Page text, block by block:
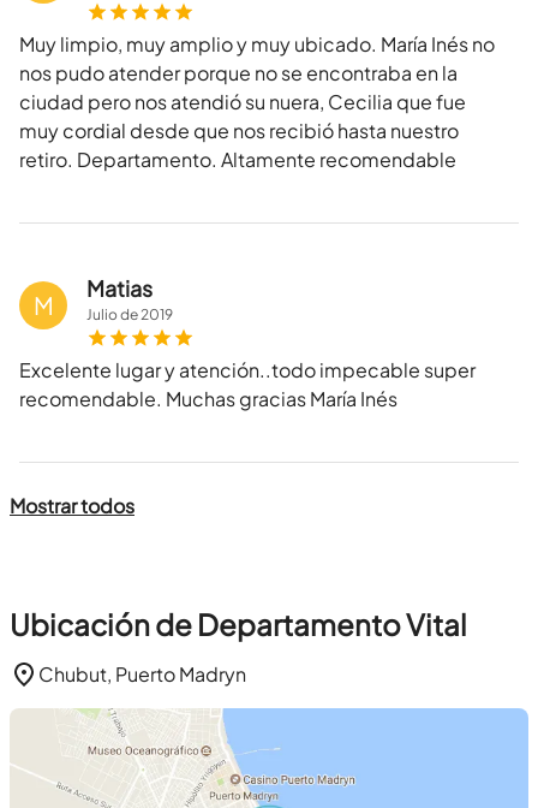
Muy limpio, muy amplio y muy ubicado. María Inés no
nos pudo atender porque no se encontraba en la
ciudad pero nos atendió su nuera, Cecilia que fue
muy cordial desde que nos recibió hasta nuestro
retiro. Departamento. Altamente recomendable
M
Matias
Juliode2019
Excelente lugar y atención..todo impecable super
recomendable. Muchas gracias María Inés
Mostrar todos
Ubicación de Departamento Vital
Chubut, Puerto Madryn